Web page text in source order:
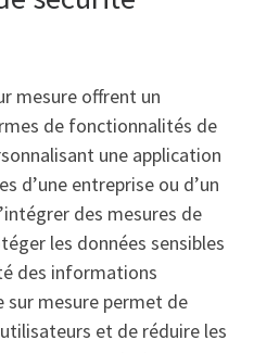
mesure offrent un
de fonctionnalités de
une application
d’une entreprise ou d’un
des mesures de
les données sensibles
des informations
sur mesure permet de
et de réduire les